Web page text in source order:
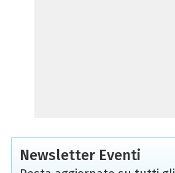
Newsletter Eventi